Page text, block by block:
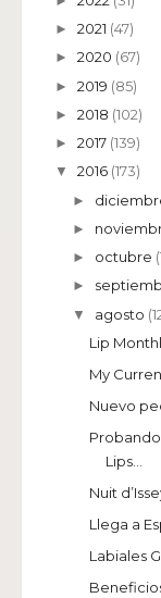
► 2021 (47)
► 2020 (67)
► 2019 (85)
► 2018 (102)
► 2017 (139)
▼ 2016 (173)
►
►
► octubre
►
▼ agosto
Lip
My
Nuevo
Lips...
Nuit
Llega a
Labiales